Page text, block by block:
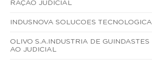
RAÇÃO JUDICIAL
INDUSNOVA SOLUCOES
OLIVO S.A.INDUSTRIA DE
AO JUDICIAL